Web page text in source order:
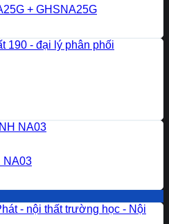
+ GHSNA25G
NA03